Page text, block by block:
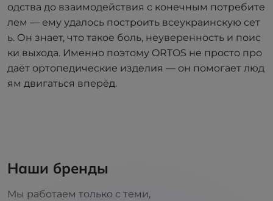
одства до взаимодействия с конечным потребите
лем — ему удалось построить всеукраинскую сет
ь. Он знает, что такое боль, неуверенность и поис
ки выхода. Именно поэтому ORTOS не просто про
даёт ортопедические изделия — он помогает люд
ям двигаться вперёд.
Наши бренды
Мы работаем только с теми,